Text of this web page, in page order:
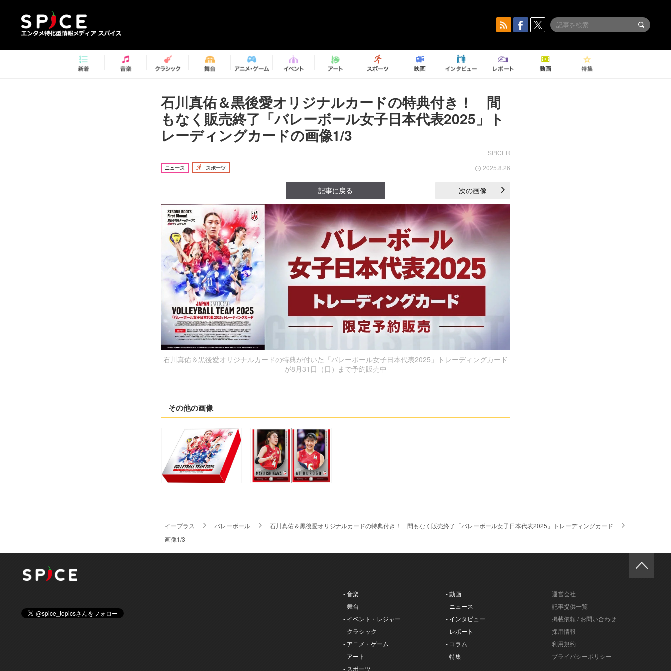
石川真佑＆黒後愛オリジナルカードの特典付き！ 間
もなく販売終了「バレーボール女子日本代表2025」ト
レーディングカードの画像1/3
SPICER
ニュース スポーツ 2025.8.26
記事に戻る 次の画像
石川真佑＆黒後愛オリジナルカードの特典が付いた「バレーボール女子日本代表2025」トレーディングカード
が8月31日（日）まで予約販売中
その他の画像
イープラス バレーボール
石川真佑＆黒後愛オリジナルカードの特典付き！ 間もなく販売終了「バレーボール女子日本代表2025」トレーディングカード
画像1/3
- 音楽
- 舞台
- イベント・レジャー
- クラシック
- アニメ・ゲーム
- アート
- スポーツ
- 動画
- ニュース
- インタビュー
- レポート
- コラム
- 特集
運営会社
記事提供一覧
掲載依頼 / お問い合わせ
採用情報
利用規約
プライバシーポリシー